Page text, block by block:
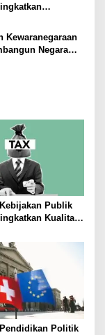
Kewaranegaraan
Negara
Publik
Kualitas
Politik